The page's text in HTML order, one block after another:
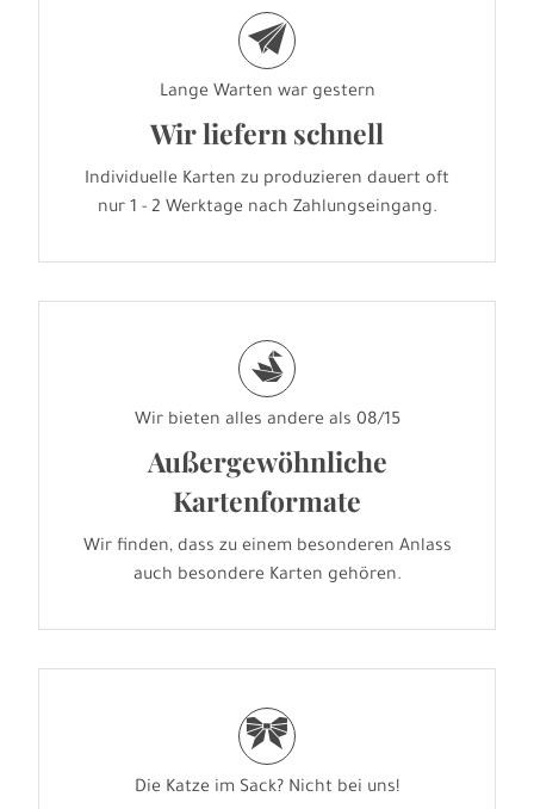
e
Lange Warten war gestern
Wir liefern schnell
Individuelle Karten zu produzieren dauert oft
nur 1 - 2 Werktage nach Zahlungseingang.
s
Wir bieten alles andere als 08/15
Außergewöhnliche
Kartenformate
Wir finden, dass zu einem besonderen Anlass
auch besondere Karten gehören.
r
Die Katze im Sack? Nicht bei uns!